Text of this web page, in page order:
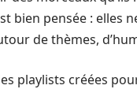
bien pensée : elles
de thèmes,
playlists créées